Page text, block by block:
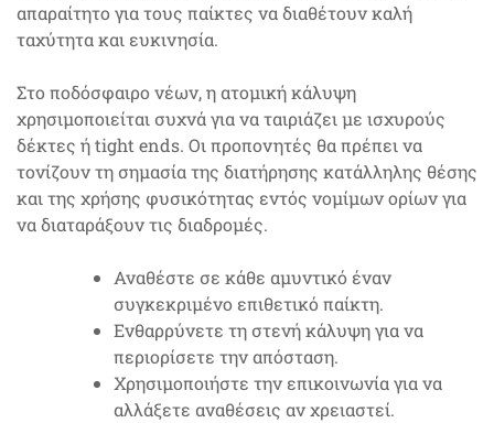
απαραίτητο για τους παίκτες να διαθέτουν καλή
ταχύτητα και ευκινησία.
Στο ποδόσφαιρο νέων, η ατομική κάλυψη
χρησιμοποιείται συχνά για να ταιριάζει με ισχυρούς
δέκτες ή tight ends. Οι προπονητές θα πρέπει να
τονίζουν τη σημασία της διατήρησης κατάλληλης θέσης
και της χρήσης φυσικότητας εντός νομίμων ορίων για
να διαταράξουν τις διαδρομές.
Αναθέστε σε κάθε αμυντικό έναν
συγκεκριμένο επιθετικό παίκτη.
Ενθαρρύνετε τη στενή κάλυψη για να
περιορίσετε την απόσταση.
Χρησιμοποιήστε την επικοινωνία για να
αλλάξετε αναθέσεις αν χρειαστεί.